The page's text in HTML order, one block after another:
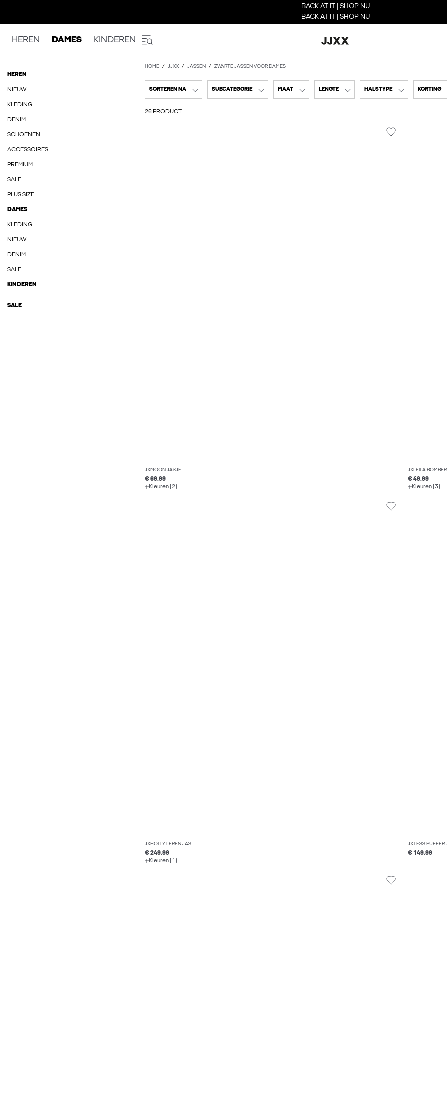
BACK AT IT | SHOP NU
BACK AT IT | SHOP NU
HEREN DAMES KINDEREN
HEREN
NIEUW
KLEDING
DENIM
SCHOENEN
ACCESSOIRES
PREMIUM
SALE
PLUS SIZE
DAMES
KLEDING
NIEUW
DENIM
SALE
KINDEREN
SALE
HOME JJXX JASSEN ZWARTE JASSEN VOOR DAMES
SORTEREN NA SUBCATEGORIE MAAT LENGTE HALSTYPE KORTING
26 PRODUCT
JXMOON JASJE
€ 69.99
Kleuren (2)
JXLEILA
€ 49.99
Kleuren (3)
JXHOLLY LEREN JAS
€ 249.99
Kleuren (1)
JXTESS PUFFER
€ 149.99